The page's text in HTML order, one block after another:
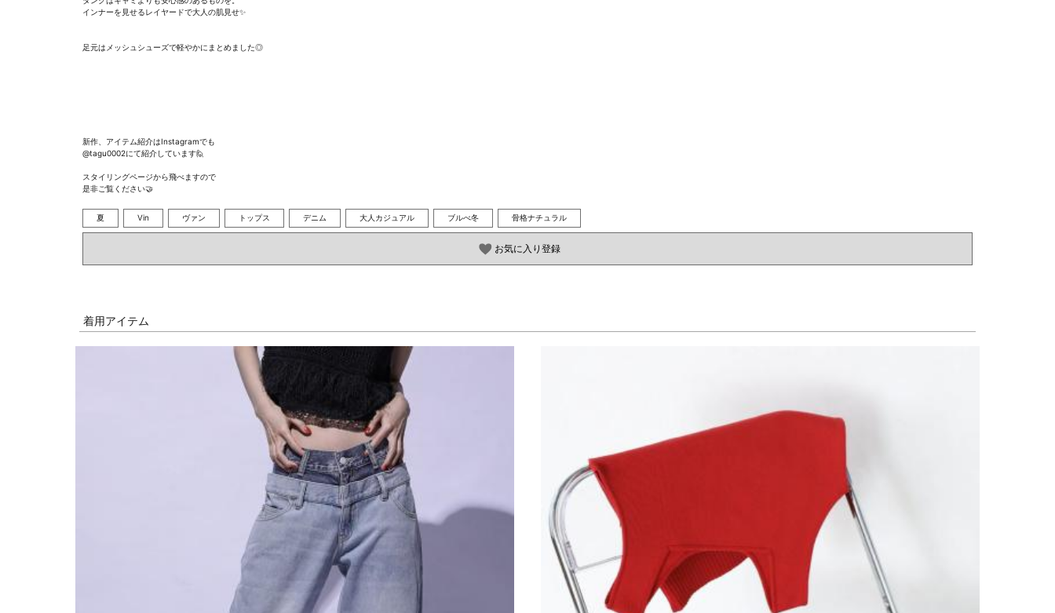
インナーを見せるレイヤードで大人の肌見せ✨
足元はメッシュシューズで軽やかにまとめました◎
新作、アイテム紹介はInstagramでも
@tagu0002にて紹介しています🙋
スタイリングページから飛べますので
是非ご覧ください🤝
夏 Vin ヴァン トップス デニム 大人カジュアル ブルべ冬 骨格ナチュラル
お気に入り登録
着用アイテム